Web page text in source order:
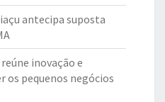
antecipa suposta
inovação e
os pequenos negócios